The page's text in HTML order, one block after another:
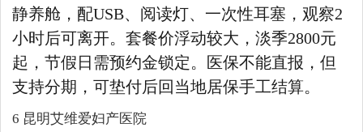
静养舱，配USB、阅读灯、一次性耳塞，观察2
小时后可离开。套餐价浮动较大，淡季2800元
起，节假日需预约金锁定。医保不能直报，但
支持分期，可垫付后回当地居保手工结算。
6 昆明艾维爱妇产医院